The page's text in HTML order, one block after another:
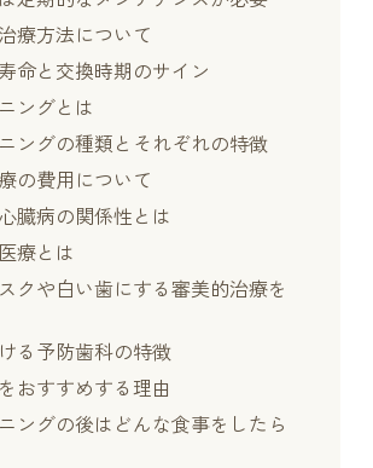
療方法について
命と交換時期のサイン
ングとは
ングの種類とそれぞれの特徴
の費用について
臓病の関係性とは
療とは
クや白い歯にする審美的治療を
る予防歯科の特徴
おすすめする理由
ングの後はどんな食事をしたら